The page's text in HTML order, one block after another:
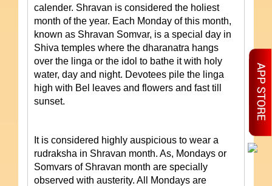
calender. Shravan is considered the holiest
month of the year. Each Monday of this month,
known as Shravan Somvar, is a special day in
Shiva temples where the dharanatra hangs
over the linga or the idol to bathe it with holy
water, day and night. Devotees pile the linga
high with Bel leaves and flowers and fast till
sunset.
It is considered highly auspicious to wear a
rudraksha in Shravan month. As, Mondays or
Somvars of Shravan month are specially
observed with austerity. All Mondays are